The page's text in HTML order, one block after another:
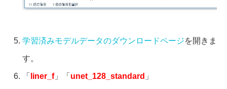
学習済みモデルデータのダウンロードページを開きま
す。
「 liner_f」「 unet_128_standard 」